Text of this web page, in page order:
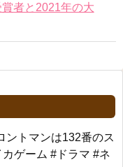
者と2021年の大
ントマンは132番のス
ゲーム #ドラマ #ネ